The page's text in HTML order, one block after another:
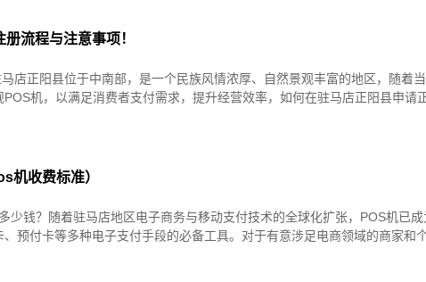
流程与注意事项！
店正阳县位于中南部，是一个民族风情浓厚、自然景观丰富的地区，随着
机，以满足消费者支付需求，提升经营效率，如何在驻马店正阳县申请
机收费标准）
少钱？随着驻马店地区电子商务与移动支付技术的全球化扩张，POS机已
预付卡等多种电子支付手段的必备工具。对于有意涉足电商领域的商家和